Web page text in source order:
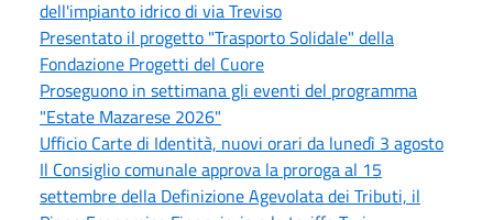
dell'impianto idrico di via Treviso
Presentato il progetto "Trasporto Solidale" della
Fondazione Progetti del Cuore
Proseguono in settimana gli eventi del programma
"Estate Mazarese 2026"
Ufficio Carte di Identità, nuovi orari da lunedì 3 agosto
Il Consiglio comunale approva la proroga al 15
settembre della Definizione Agevolata dei Tributi, il